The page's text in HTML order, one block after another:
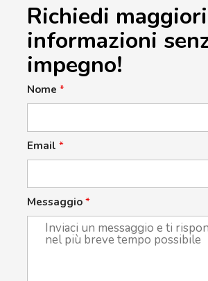
Richiedi maggiori
informazioni
impegno!
Nome *
Email *
Messaggio *